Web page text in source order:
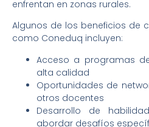
enfrentan en zonas rurales.
Algunos de los beneficios de
como Coneduq incluyen:
Acceso a programas
alta calidad
Oportunidades de
otros docentes
Desarrollo de
abordar desafíos